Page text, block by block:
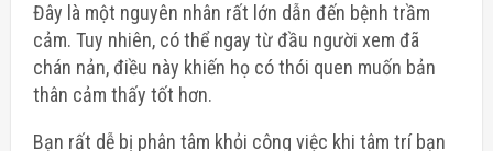
Đây là một nguyên nhân rất lớn dẫn đến bệnh trầm
cảm. Tuy nhiên, có thể ngay từ đầu người xem đã
chán nản, điều này khiến họ có thói quen muốn bản
thân cảm thấy tốt hơn.
Bạn rất dễ bị phân tâm khỏi công việc khi tâm trí bạn